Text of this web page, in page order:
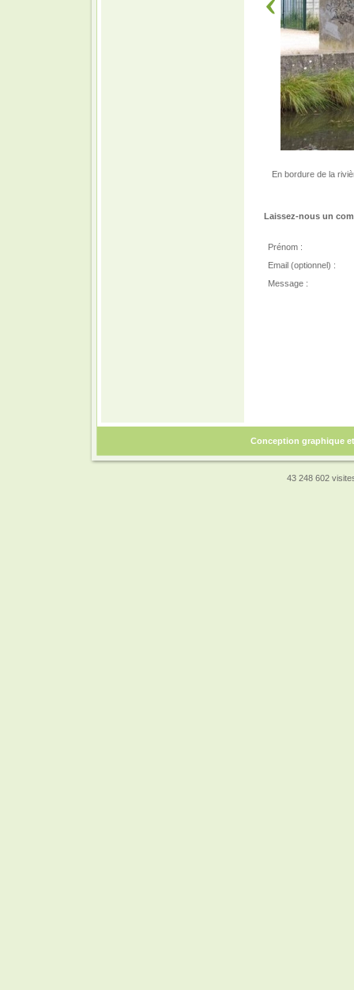
En bordure de la
Laissez-nous un
Prénom :
Email (optionnel) :
Message :
Conception graphique
43 248 602